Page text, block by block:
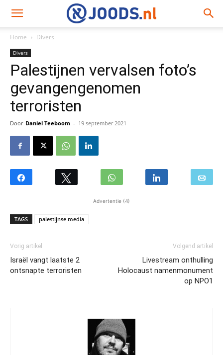
Home Divers
Divers
Palestijnen vervalsen foto’s
gevangengenomen
terroristen
Door Daniel Teeboom - 19 september 2021
Advertentie (4)
TAGS palestijnse media
Vorig artikel
Israël vangt laatste 2
ontsnapte terroristen
Volgend artikel
Livestream onthulling
Holocaust namenmonument
op NPO1